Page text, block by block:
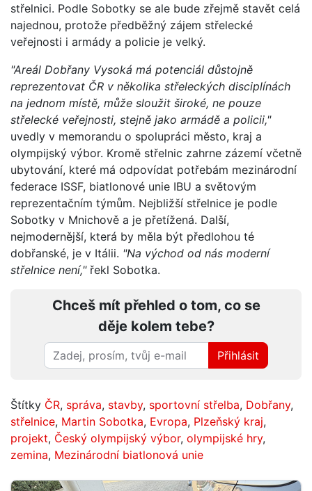
střelnici. Podle Sobotky se ale bude zřejmě stavět celá
najednou, protože předběžný zájem střelecké
veřejnosti i armády a policie je velký.
"Areál Dobřany Vysoká má potenciál důstojně
reprezentovat ČR v několika střeleckých disciplínách
na jednom místě, může sloužit široké, ne pouze
střelecké veřejnosti, stejně jako armádě a policii,"
uvedly v memorandu o spolupráci město, kraj a
olympijský výbor. Kromě střelnic zahrne zázemí včetně
ubytování, které má odpovídat potřebám mezinárodní
federace ISSF, biatlonové unie IBU a světovým
reprezentačním týmům. Nejbližší střelnice je podle
Sobotky v Mnichově a je přetížená. Další,
nejmodernější, která by měla být předlohou té
dobřanské, je v Itálii. "Na východ od nás moderní
střelnice není,"řekl Sobotka.
Chceš mít přehled o tom, co se
děje kolem tebe?
Přihlásit
Štítky ČR, správa, stavby, sportovní střelba, Dobřany,
střelnice, Martin Sobotka, Evropa, Plzeňský kraj,
projekt, Český olympijský výbor, olympijské hry,
zemina, Mezinárodní biatlonová unie